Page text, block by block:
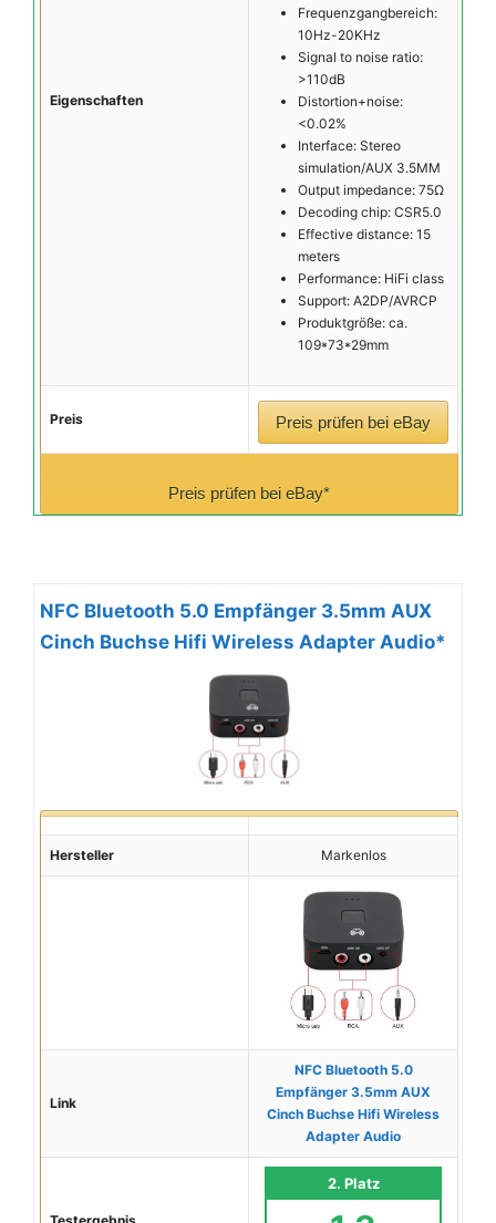
Eigenschaften
Frequenzgangbereich:
10Hz-20KHz
Signal to noise ratio:
>110dB
Distortion+noise:
<0.02%
Interface: Stereo
simulation/AUX 3.5MM
Output impedance: 75Ω
Decoding chip: CSR5.0
Effective distance: 15
meters
Performance: HiFi class
Support: A2DP/AVRCP
Produktgröße: ca.
109*73*29mm
Preis Preis prüfen bei eBay
Preis prüfen bei eBay*
NFC Bluetooth 5.0 Empfänger 3.5mm AUX
Cinch Buchse Hifi Wireless Adapter Audio*
Hersteller Markenlos
Link
NFC Bluetooth 5.0
Empfänger 3.5mm AUX
Cinch Buchse Hifi Wireless
Adapter Audio
2. Platz